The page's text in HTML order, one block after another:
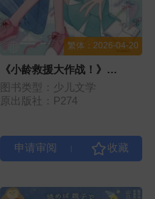
繁体：2026-04-20
《小龄救援大作战！》
（Kirara与Peach的可爱魔法
1）
图书类型：少儿文学
原出版社：P274